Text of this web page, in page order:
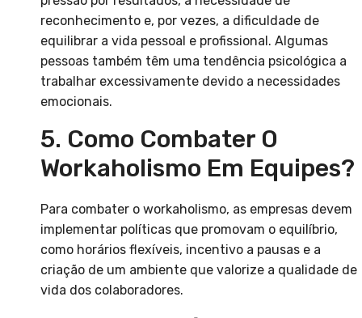
reconhecimento e, por vezes, a dificuldade de
equilibrar a vida pessoal e profissional. Algumas
pessoas também têm uma tendência psicológica a
trabalhar excessivamente devido a necessidades
emocionais.
5. Como Combater O
Workaholismo Em Equipes?
Para combater o workaholismo, as empresas devem
implementar políticas que promovam o equilíbrio,
como horários flexíveis, incentivo a pausas e a
criação de um ambiente que valorize a qualidade de
vida dos colaboradores.